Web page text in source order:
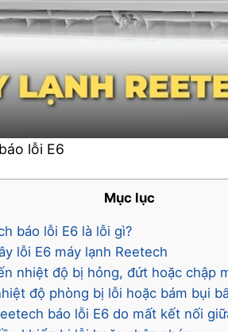
lỗi E6
Mục lục
báo lỗi E6 là lỗi gì?
lỗi E6 máy lạnh Reetech
nhiệt độ bị hỏng, đứt hoặc chập
độ phòng bị lỗi hoặc bám bụi
báo lỗi E6 do mất kết nối